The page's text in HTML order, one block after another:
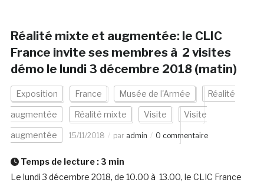
Réalité mixte et augmentée: le CLIC
France invite ses membres à 2 visites
démo le lundi 3 décembre 2018 (matin)
Exposition France Musée de l'Armée Réalité
augmentée Réalité mixte Visite Visite
augmentée 15/11/2018 par admin 0 commentaire
Temps de lecture : 3 min
Le lundi 3 décembre 2018, de 10.00 à 13.00, le CLIC France